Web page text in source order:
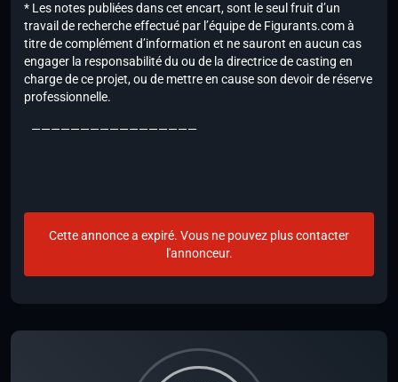
* Les notes publiées dans cet encart, sont le seul fruit d’un
travail de recherche effectué par l’équipe de Figurants.com à
titre de complément d’information et ne sauront en aucun cas
engager la responsabilité du ou de la directrice de casting en
charge de ce projet, ou de mettre en cause son devoir de réserve
professionnelle.
—————————————————
Cette annonce a expiré. Vous ne pouvez plus contacter
l'annonceur.